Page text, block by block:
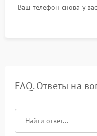
Ваш телефон снова у
FAQ. Ответы на